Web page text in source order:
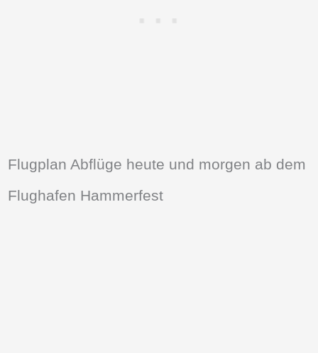
Flugplan Abflüge heute und morgen ab dem
Flughafen Hammerfest